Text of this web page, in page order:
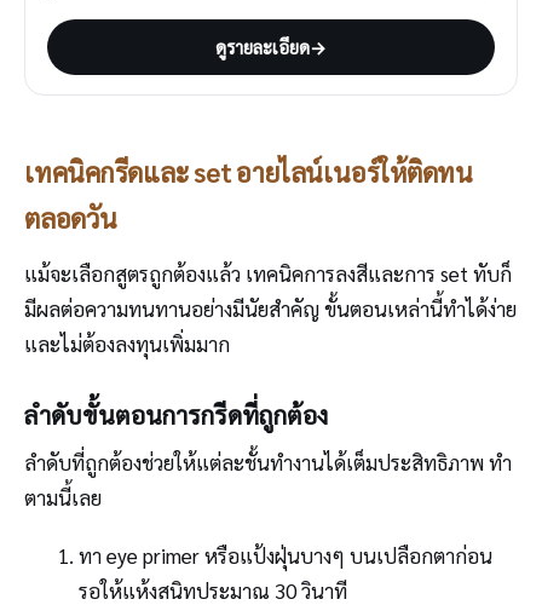
ดูรายละเอียด→
เทคนิคกรีดและ set อายไลน์เนอร์ให้ติดทน
ตลอดวัน
แม้จะเลือกสูตรถูกต้องแล้ว เทคนิคการลงสีและการ set ทับก็
มีผลต่อความทนทานอย่างมีนัยสำคัญ ขั้นตอนเหล่านี้ทำได้ง่าย
และไม่ต้องลงทุนเพิ่มมาก
ลำดับขั้นตอนการกรีดที่ถูกต้อง
ลำดับที่ถูกต้องช่วยให้แต่ละชั้นทำงานได้เต็มประสิทธิภาพ ทำ
ตามนี้เลย
ทา eye primer หรือแป้งฝุ่นบางๆ บนเปลือกตาก่อน
รอให้แห้งสนิทประมาณ 30 วินาที